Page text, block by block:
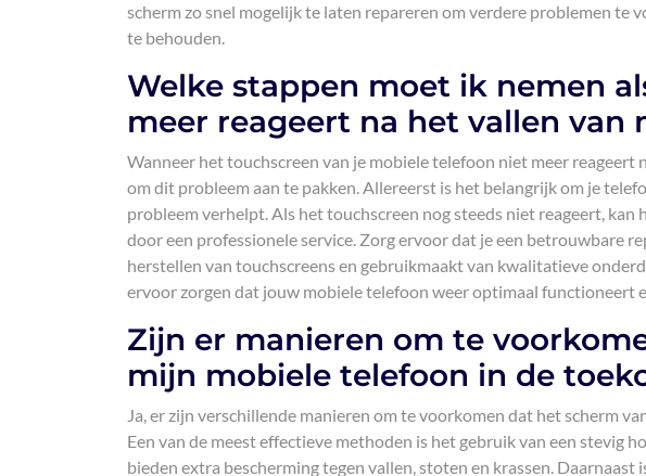
scherm zo snel mogelijk te laten repareren om verdere problemen te
te behouden.
Welke stappen moet ik nemen
meer reageert na het vallen van
Wanneer het touchscreen van je mobiele telefoon niet meer reageert
om dit probleem aan te pakken. Allereerst is het belangrijk om je
probleem verhelpt. Als het touchscreen nog steeds niet reageert,
door een professionele service. Zorg ervoor dat je een betrouwbare
herstellen van touchscreens en gebruikmaakt van kwalitatieve
ervoor zorgen dat jouw mobiele telefoon weer optimaal functioneert
Zijn er manieren om te
mijn mobiele telefoon in de
Ja, er zijn verschillende manieren om te voorkomen dat het scherm
Een van de meest effectieve methoden is het gebruik van een stevig
bieden extra bescherming tegen vallen, stoten en krassen.